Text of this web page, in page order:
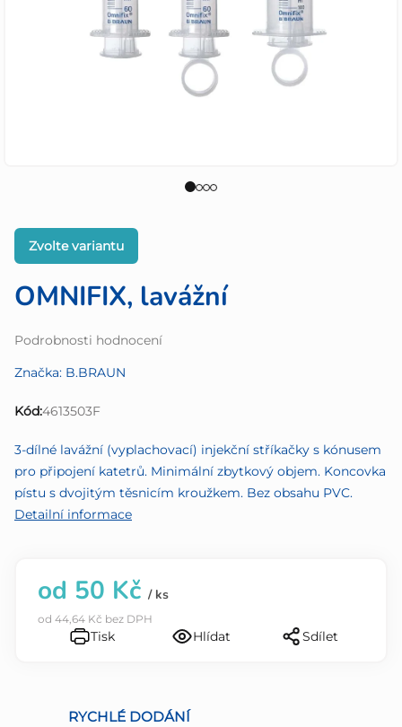
OMNIFIX, lavážní
Průměrné
produktu
0,0
hvězdiček.
Podrobnosti hodnocení
Značka: B.BRAUN
Kód:4613503F
Zvolte variantu
3-dílné lavážní (vyplachovací) injekční stříkačky s kónusem
pro připojení katetrů. Minimální zbytkový objem. Koncovka
pístu s dvojitým těsnicím kroužkem. Bez obsahu PVC.
Detailní informace
od 50 Kč / ks
od 44,64 Kč bez DPH
Tisk Hlídat Sdílet
RYCHLÉ DODÁNÍ